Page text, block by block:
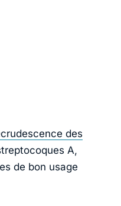
des
A,
de bon usage